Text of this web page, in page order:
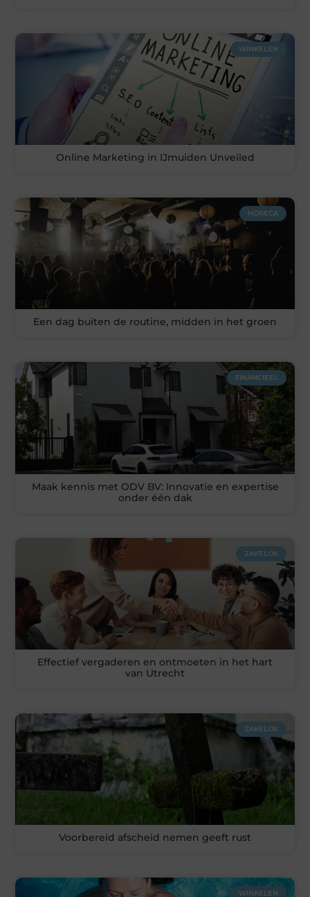
WINKELEN
Online Marketing in IJmuiden Unveiled
HORECA
Een dag buiten de routine, midden in het groen
FINANCIEEL
Maak kennis met ODV BV: Innovatie en expertise
onder één dak
ZAKELIJK
Effectief vergaderen en ontmoeten in het hart
van Utrecht
ZAKELIJK
Voorbereid afscheid nemen geeft rust
WINKELEN